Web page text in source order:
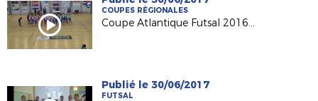
COUPES RÉGIONALES
Coupe Atlantique Futsal 2016-2017 : revivez la finale remportée par Saint Herblain Pépite FC
Publié le 30/06/2017
FUTSAL